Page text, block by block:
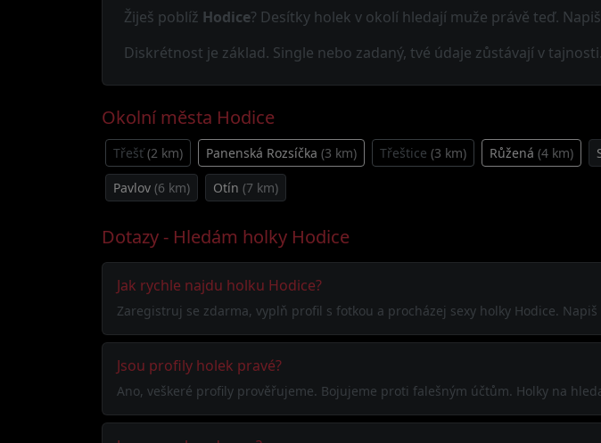
Žiješ poblíž Hodice? Desítky holek v okolí hledají muže právě teď.
Diskrétnost je základ. Single nebo zadaný, tvé údaje zůstávají v
Okolní města Hodice
Třešť(2 km) Panenská Rozsíčka (3 km) Třeštice (3 km) Růžená (4 km)
Pavlov (6 km) Otín (7 km)
Dotazy - Hledám holky Hodice
Jak rychle najdu holku Hodice?
Zaregistruj se zdarma, vyplň profil s fotkou a procházej sexy holky Hodice.
Jsou profily holek pravé?
Ano, veškeré profily prověřujeme. Bojujeme proti falešným účtům. Holky na